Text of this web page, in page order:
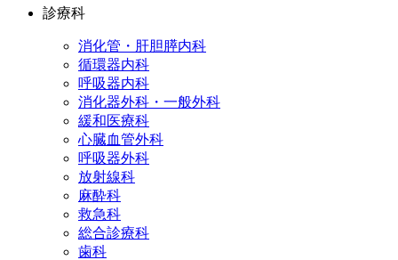
診療科
消化管・肝胆膵内科
循環器内科
呼吸器内科
消化器外科・一般外科
緩和医療科
心臓血管外科
呼吸器外科
放射線科
麻酔科
救急科
総合診療科
歯科